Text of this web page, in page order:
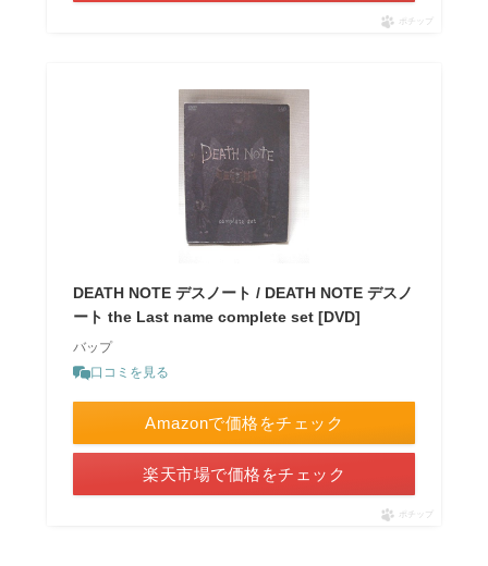
ポチップ
DEATH NOTE デスノート / DEATH NOTE デスノ
ート the Last name complete set [DVD]
バップ
口コミを見る
Amazonで価格をチェック
楽天市場で価格をチェック
ポチップ